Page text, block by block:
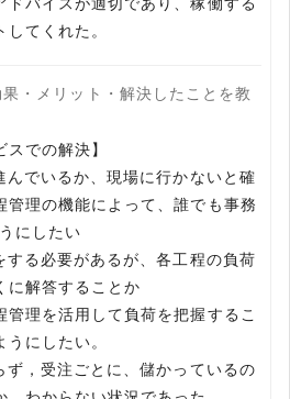
てくれた。
・メリット・解決したことを教
スでの解決】
でいるか、現場に行かないと確
管理の機能によって、誰でも事務
にしたい
る必要があるが、各工程の負荷
に解答することか
管理を活用して負荷を把握するこ
にしたい。
，受注ごとに、儲かっているの